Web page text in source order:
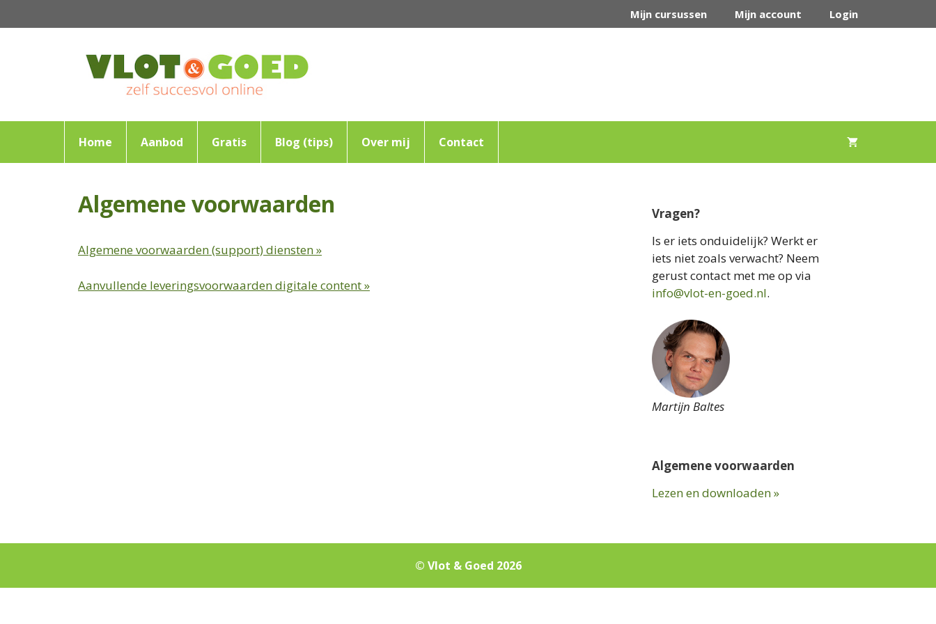
naar
Mijn cursussen Mijn account Login
Home Aanbod Gratis Blog (tips) Over mij Contact
Algemene voorwaarden
Algemene voorwaarden (support) diensten »
Aanvullende leveringsvoorwaarden digitale content »
Vragen?
Is er iets onduidelijk? Werkt er
iets niet zoals verwacht? Neem
gerust contact met me op via
info@vlot-en-goed.nl.
Martijn Baltes
Algemene voorwaarden
Lezen en downloaden »
© Vlot & Goed 2026